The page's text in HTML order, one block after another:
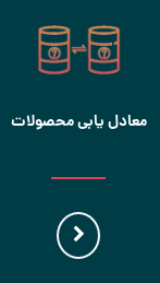
معادل یابی محصولات